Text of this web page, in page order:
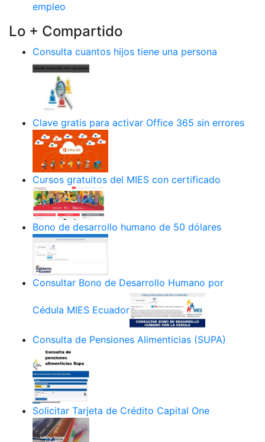
empleo
Lo + Compartido
Consulta cuantos hijos tiene una persona
Clave gratis para activar Office 365 sin errores
Cursos gratuitos del MIES con certificado
Bono de desarrollo humano de 50 dólares
Consultar Bono de Desarrollo Humano por
Cédula MIES Ecuador
Consulta de Pensiones Alimenticias (SUPA)
Solicitar Tarjeta de Crédito Capital One